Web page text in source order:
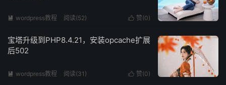
 赞(0)
 wordpress教程 阅读(52)
宝塔升级到PHP8.4.21，安装opcache扩展
后502
 赞(0)
 wordpress教程 阅读(31 )